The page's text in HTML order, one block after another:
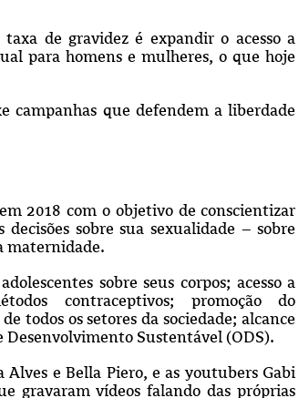
de gravidez é expandir o acesso a
para homens e mulheres, o que hoje
campanhas que defendem a liberdade
2018 com o objetivo de conscientizar
sobre sua sexualidade – sobre
maternidade.
sobre seus corpos; acesso a
contraceptivos; promoção do
todos os setores da sociedade; alcance
Desenvolvimento Sustentável (ODS).
e Bella Piero, e as youtubers Gabi
gravaram vídeos falando das próprias